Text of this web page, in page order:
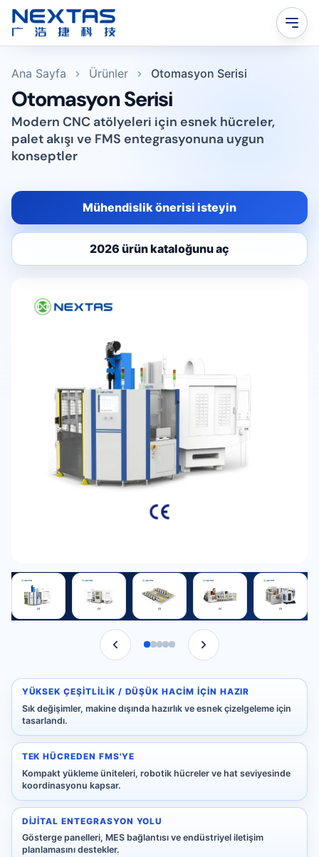
Ana Sayfa Ürünler Otomasyon Serisi
Otomasyon Serisi
Modern CNC atölyeleri için esnek hücreler,
palet akışı ve FMS entegrasyonuna uygun
konseptler
YÜKSEK ÇEŞITLILIK / DÜŞÜK HACIM IÇIN HAZIR
Sık değişimler, makine dışında hazırlık ve esnek çizelgeleme için
tasarlandı.
TEK HÜCREDEN FMS'YE
Kompakt yükleme üniteleri, robotik hücreler ve hat seviyesinde
koordinasyonu kapsar.
DIJITAL ENTEGRASYON YOLU
Gösterge panelleri, MES bağlantısı ve endüstriyel iletişim
planlamasını destekler.
Mühendislik önerisi isteyin
2026 ürün kataloğunu aç